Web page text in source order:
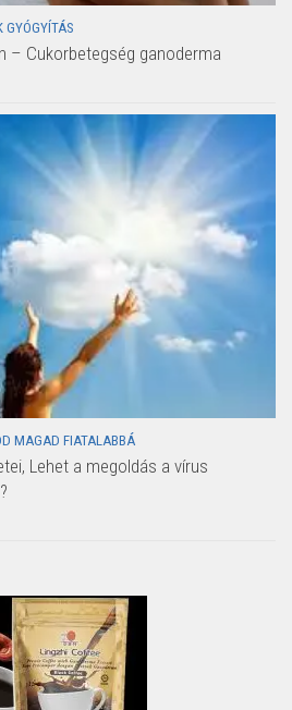
GYÓGYÍTÁS
– Cukorbetegség ganoderma
MAGAD FIATALABBÁ
Lehet a megoldás a vírus